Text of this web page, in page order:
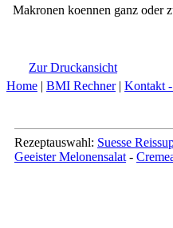
Makronen koennen ganz oder
Zur Druckansicht
Home | BMI Rechner| Kontakt
Rezeptauswahl: Suesse
Geeister Melonensalat -